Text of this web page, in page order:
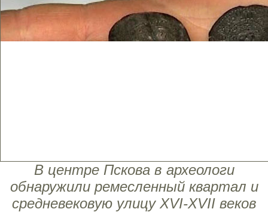
В центре Пскова в археологи
обнаружили ремесленный квартал и
средневековую улицу XVI-XVII веков